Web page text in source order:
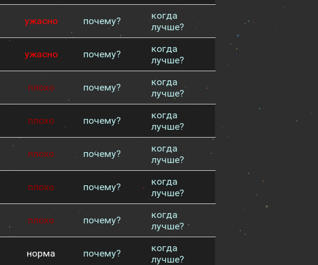
ужасно почему?
когда
лучше?
ужасно почему?
когда
лучше?
плохо почему?
когда
лучше?
плохо почему?
когда
лучше?
плохо почему?
когда
лучше?
плохо почему?
когда
лучше?
плохо почему?
когда
лучше?
норма почему?
когда
лучше?